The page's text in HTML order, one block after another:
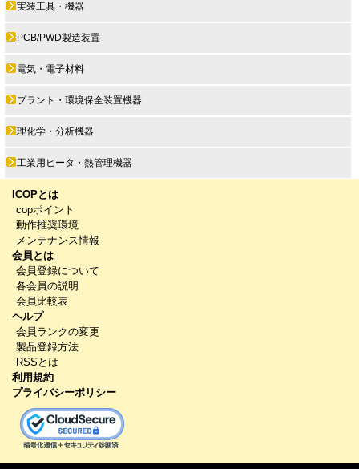
実装工具・機器
PCB/PWD製造装置
電気・電子材料
プラント・環境保全装置機器
理化学・分析機器
工業用ヒータ・熱管理機器
ICOPとは
copポイント
動作推奨環境
メンテナンス情報
会員とは
会員登録について
各会員の説明
会員比較表
ヘルプ
会員ランクの変更
製品登録方法
RSSとは
利用規約
プライバシーポリシー